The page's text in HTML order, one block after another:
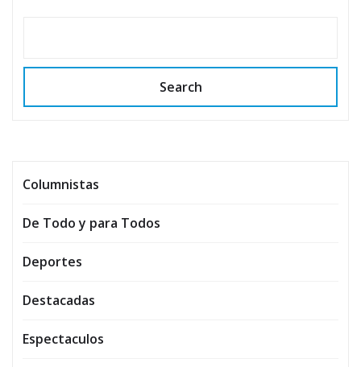
Search
Columnistas
De Todo y para Todos
Deportes
Destacadas
Espectaculos